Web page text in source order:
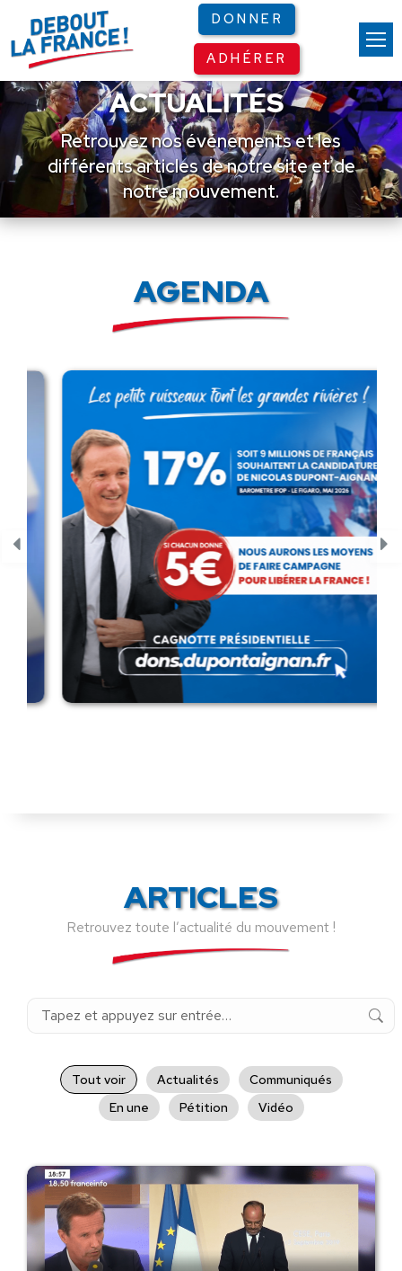
DONNER
ADHÉRER
ACTUALITÉS
Retrouvez nos événements et les
différents articles de notre site et de
notre mouvement.
AGENDA
ARTICLES
Retrouvez toute l’actualité du mouvement !
Recherche
Tout voir Actualités
Communiqués
En une
Pétition Vidéo
Panneau de gestion des cookies